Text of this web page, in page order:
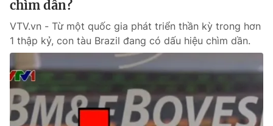
chìm dần?
VTV.vn - Từ một quốc gia phát triển thần kỳ trong hơn
1 thập kỷ, con tàu Brazil đang có dấu hiệu chìm dần.